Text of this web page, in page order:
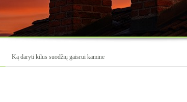
Ką daryti kilus suodžių gaisrui kamine